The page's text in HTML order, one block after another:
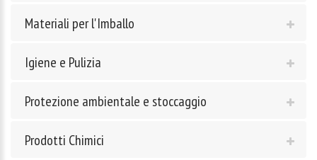
Materiali per l'Imballo
Igiene e Pulizia
Protezione ambientale e stoccaggio
Prodotti Chimici